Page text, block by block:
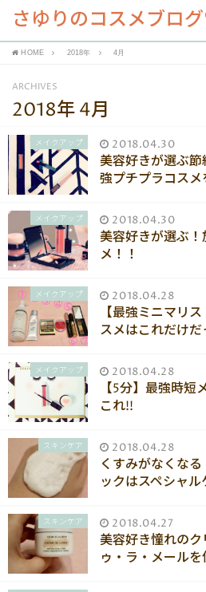
さゆりのコスメブロ
HOME 2018年 4月
ARCHIVES
2018年 4月
メイクアップ 2018.04.30
美容好きが選ぶ
強プチプラコスメ
メイクアップ 2018.04.30
美容好きが選ぶ
メ！！
メイクアップ 2018.04.28
【最強ミニマリ
スメはこれだけだ
メイクアップ 2018.04.28
【5分】最強時
これ!!
スキンケア 2018.04.28
くすみがなくな
ックはスペシャル
スキンケア 2018.04.27
美容好き憧れの
ゥ・ラ・メールを